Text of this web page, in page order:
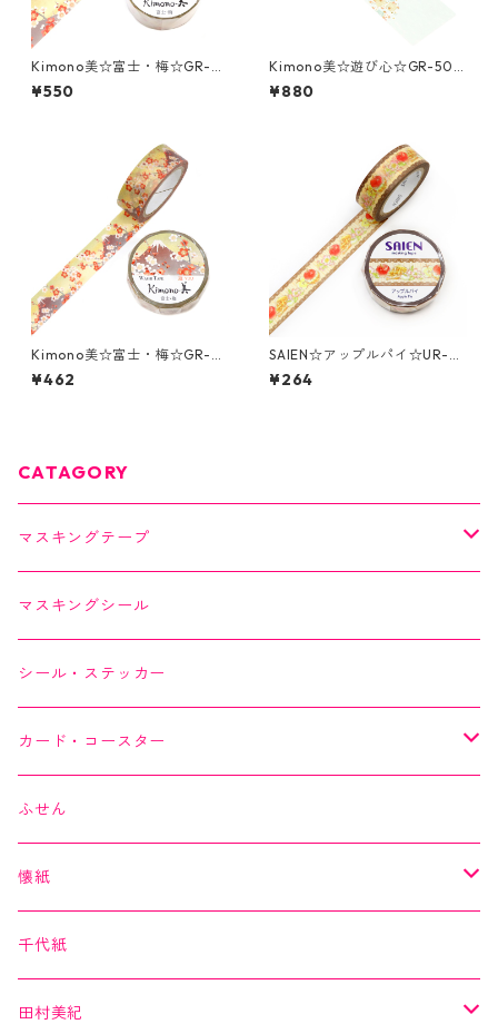
Kimono美☆富士・梅☆GR-2
070☆金箔☆マスキングテー
プ☆25mm
¥550
Kimono美☆遊び心☆GR-500
4☆金箔☆ロール付箋メモ
¥880
Kimono美☆富士・梅☆GR-2
069☆金箔☆マスキングテー
プ
¥462
SAIEN☆アップルパイ☆UR-0
256☆マスキングテープ
¥264
CATAGORY
マスキングテープ
SAIEN
オリジナルシリーズ
作家シリーズ
YUNOKI
Kimono美
美MONDE
デコレーションテープ（クリアテープ）
田村美紀
クリアテープ
切子
日本の伝統美
マスキングシール
シール・ステッカー
カード・コースター
スイーツカード
YUNOKI
田村美紀
ふせん
懐紙
Kimono美
美MONDE
千代紙
田村美紀